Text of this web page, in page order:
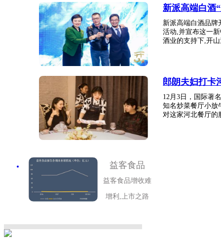
新派高端白酒
新派高端白酒品牌
活动,并宣布这一
酒业的支持下,开
郎朗夫妇打卡
12月3日，国际著
知名炒菜餐厅小放
对这家河北餐厅的
益客食品
益客食品增收难
增利,上市之路